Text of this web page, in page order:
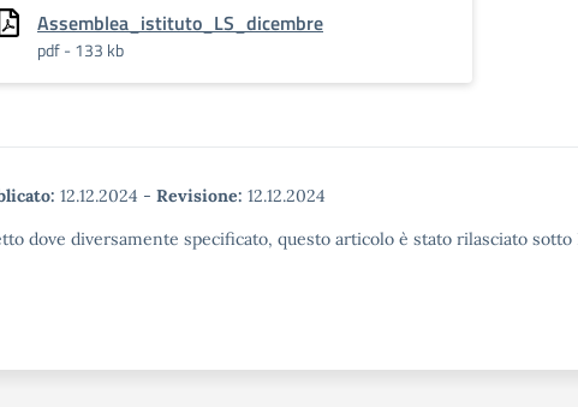
Assemblea_istituto_LS_dicembre
pdf - 133 kb
12.12.2024 - Revisione: 12.12.2024
dove diversamente specificato, questo articolo è stato rilasciato